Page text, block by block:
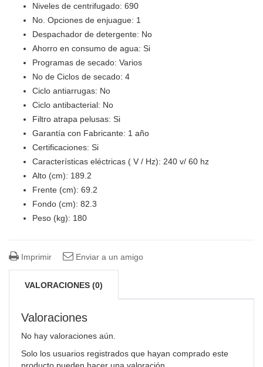
Niveles de centrifugado: 690
No. Opciones de enjuague: 1
Despachador de detergente: No
Ahorro en consumo de agua: Si
Programas de secado: Varios
No de Ciclos de secado: 4
Ciclo antiarrugas: No
Ciclo antibacterial: No
Filtro atrapa pelusas: Si
Garantía con Fabricante: 1 año
Certificaciones: Si
Características eléctricas ( V / Hz): 240 v/ 60 hz
Alto (cm): 189.2
Frente (cm): 69.2
Fondo (cm): 82.3
Peso (kg): 180
Imprimir Enviar a un amigo
VALORACIONES (0)
Valoraciones
No hay valoraciones aún.
Solo los usuarios registrados que hayan comprado este
producto pueden hacer una valoración.